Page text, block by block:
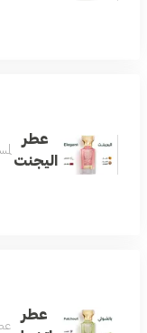
عطر
اليجنت
عطر